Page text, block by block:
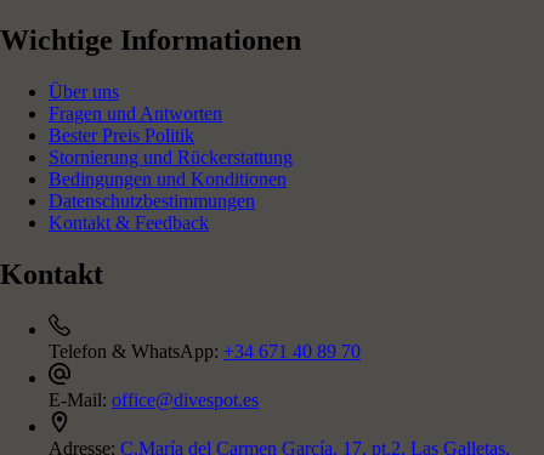
Wichtige Informationen
Über uns
Fragen und Antworten
Bester Preis Politik
Stornierung und Rückerstattung
Bedingungen und Konditionen
Datenschutzbestimmungen
Kontakt & Feedback
Kontakt
Telefon & WhatsApp: +34 671 40 89 70
E-Mail: office@divespot.es
Adresse: C.María del Carmen García, 17, pt.2, Las Galletas,